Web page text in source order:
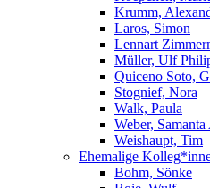
Krumm,
Laros, Simon
Lennart
Müller, Ulf
Quiceno Soto,
Stognief, Nora
Walk, Paula
Weber, Samanta
Weishaupt, Tim
Ehemalige
Bohm, Sönke